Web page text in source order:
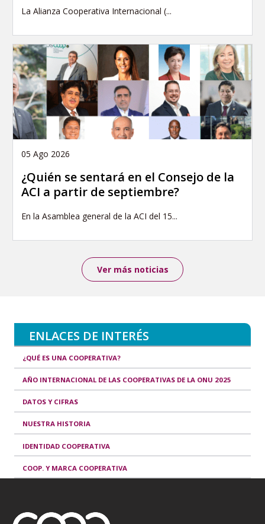
La Alianza Cooperativa Internacional (...
05 Ago 2026
¿Quién se sentará en el Consejo de la
ACI a partir de septiembre?
En la Asamblea general de la ACI del 15...
Ver más noticias
ENLACES DE INTERÉS
¿QUÉ ES UNA COOPERATIVA?
AÑO INTERNACIONAL DE LAS COOPERATIVAS DE LA ONU 2025
DATOS Y CIFRAS
NUESTRA HISTORIA
IDENTIDAD COOPERATIVA
COOP. Y MARCA COOPERATIVA